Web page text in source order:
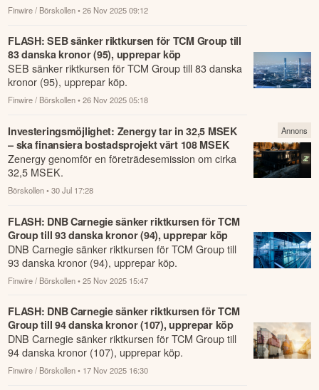
Finwire / Börskollen • 26 Nov 2025 09:12
FLASH: SEB sänker riktkursen för TCM Group till
83 danska kronor (95), upprepar köp
SEB sänker riktkursen för TCM Group till 83 danska
kronor (95), upprepar köp.
Finwire / Börskollen • 26 Nov 2025 05:18
Investeringsmöjlighet: Zenergy tar in 32,5 MSEK
– ska finansiera bostadsprojekt värt 108 MSEK
Zenergy genomför en företrädesemission om cirka
32,5 MSEK.
Börskollen • 30 Jul 17:28
Annons
FLASH: DNB Carnegie sänker riktkursen för TCM
Group till 93 danska kronor (94), upprepar köp
DNB Carnegie sänker riktkursen för TCM Group till
93 danska kronor (94), upprepar köp.
Finwire / Börskollen • 25 Nov 2025 15:47
FLASH: DNB Carnegie sänker riktkursen för TCM
Group till 94 danska kronor (107), upprepar köp
DNB Carnegie sänker riktkursen för TCM Group till
94 danska kronor (107), upprepar köp.
Finwire / Börskollen • 17 Nov 2025 16:30